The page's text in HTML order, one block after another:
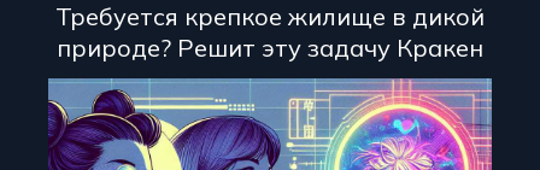
Требуется крепкое жилище в дикой
природе? Решит эту задачу Кракен